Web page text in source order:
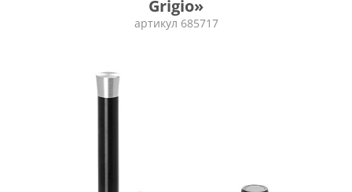
Grigio»
артикул 685717